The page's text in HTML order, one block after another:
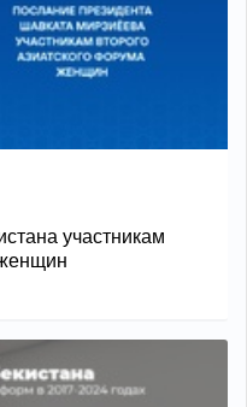
участникам